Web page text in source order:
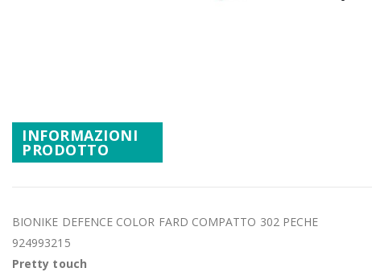
immagini
INFORMAZIONI
PRODOTTO
BIONIKE DEFENCE COLOR FARD COMPATTO 302 PECHE
924993215
Pretty touch